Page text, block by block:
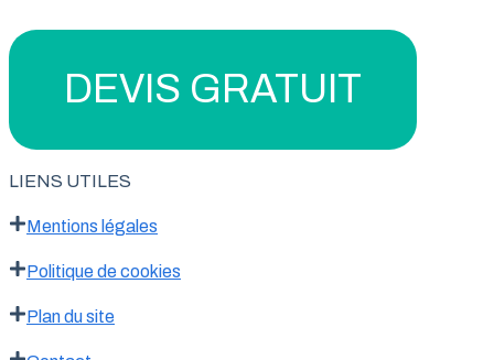
DEVIS GRATUIT
LIENS UTILES
Mentions légales
Politique de cookies
Plan du site